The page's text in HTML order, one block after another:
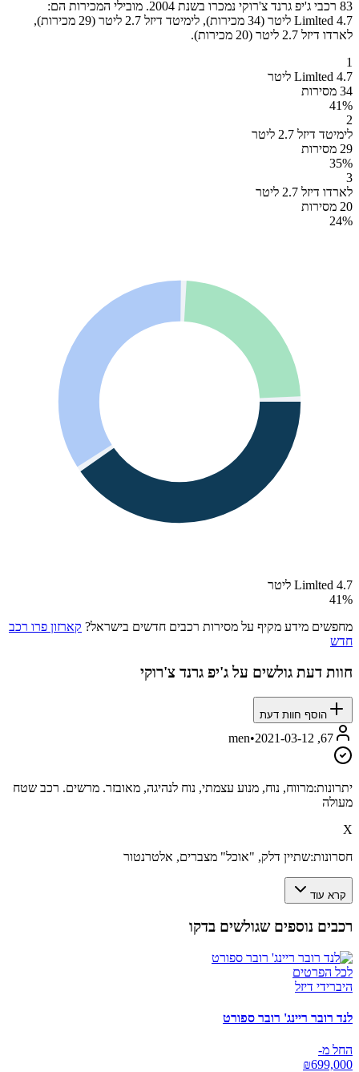
83 רכבי ג'יפ גרנד צ'רוקי נמכרו בשנת 2004. מובילי המכירות הם:
Limlted 4.7 ליטר (34 מכירות), לימיטד דיזל 2.7 ליטר (29 מכירות),
לארדו דיזל 2.7 ליטר (20 מכירות).
1
Limlted 4.7 ליטר
34 מסירות
41%
2
לימיטד דיזל 2.7 ליטר
29 מסירות
35%
3
לארדו דיזל 2.7 ליטר
20 מסירות
24%
Limlted 4.7 ליטר
41%
מחפשים מידע מקיף על מסירות רכבים חדשים בישראל? קארזון פרו רכב
חדש
חוות דעת גולשים על ג'יפ גרנד צ'רוקי
הוסף חוות דעת
67, men
•2021-03-12
יתרונות:מרווח, נוח, מנוע עצמתי, נוח לנהיגה, מאובזר. מרשים. רכב שטח
מעולה
X
חסרונות:שתיין דלק, "אוכל" מצברים, אלטרנטור
קרא עוד
רכבים נוספים שגולשים בדקו
לכל הפרטים
היברידי דיזל
לנד רובר ריינג' רובר ספורט
החל מ-
₪699,000